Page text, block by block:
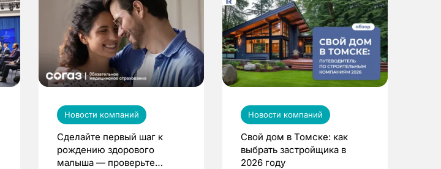
Новости компаний
Сделайте первый шаг к
рождению здорового
малыша — проверьте
Новости компаний
Свой дом в Томске: как
выбрать застройщика в
2026 году